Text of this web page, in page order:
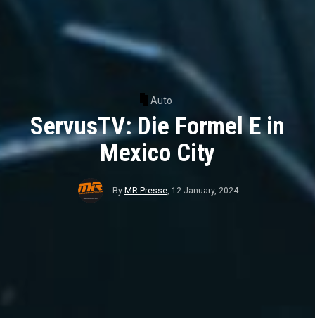
Auto
ServusTV: Die Formel E in
Mexico City
By MR Presse, 12 January, 2024